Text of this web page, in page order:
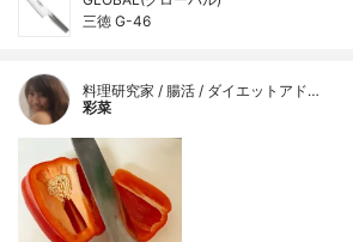
三徳 G-46
料理研究家 / 腸活 / ダイエットアド…
彩菜